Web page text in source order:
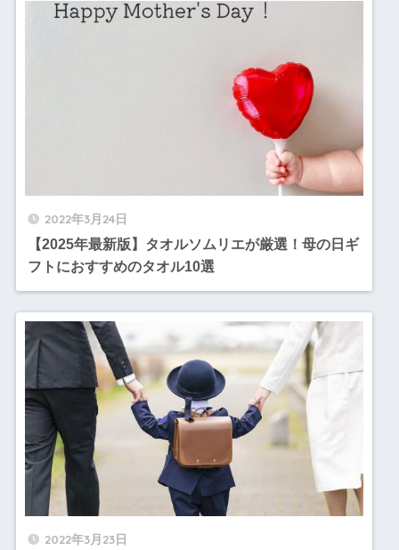
2022年3月24日
【2025年最新版】タオルソムリエが厳選！母の日ギ
フトにおすすめのタオル10選
2022年3月23日